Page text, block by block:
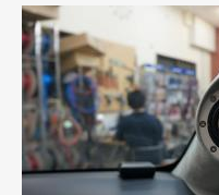
2022年8月 (1)
2022年4月(2)
2022年1月(3)
2021年12月(2)